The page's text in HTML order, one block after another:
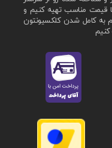
با قیمت مناسب تهیه کنیم و
به کامل شدن کلکسیونتون